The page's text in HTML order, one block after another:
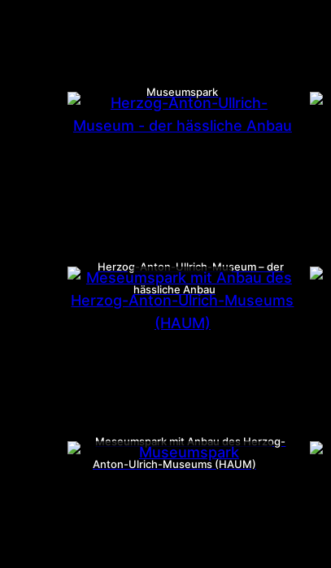
Museumspark
Herzog-Anton-Ullrich-Museum – der
hässliche Anbau
Meseumspark mit Anbau des Herzog-
Anton-Ulrich-Museums (HAUM)